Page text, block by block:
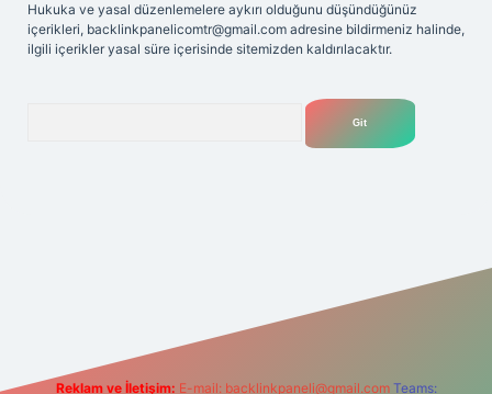
Hukuka ve yasal düzenlemelere aykırı olduğunu düşündüğünüz
içerikleri, backlinkpanelicomtr@gmail.com adresine bildirmeniz halinde,
ilgili içerikler yasal süre içerisinde sitemizden kaldırılacaktır.
Reklam ve İletişim: E-mail: backlinkpaneli@gmail.com Teams: